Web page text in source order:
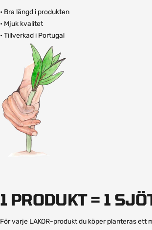
• Bra längd i produkten
• Mjuk kvalitet
• Tillverkad i Portugal
1 PRODUKT = 1
För varje LAKOR-produkt du köper planteras ett